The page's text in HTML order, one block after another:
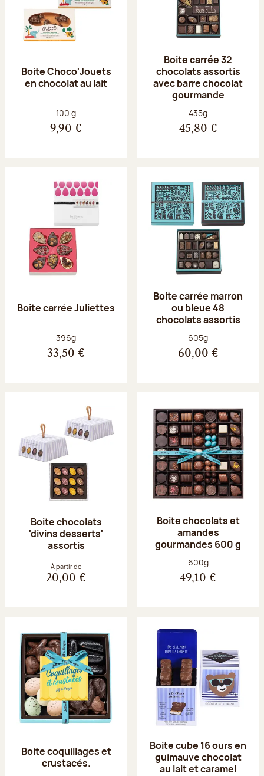
Boite Choco'Jouets
en chocolat au lait
Poids net :
100 g
9,90 €
Boite carrée 32
chocolats assortis
avec barre chocolat
gourmande
Poids net :
435g
45,80 €
Boite carrée Juliettes
Poids net :
396g
33,50 €
Boite carrée marron
ou bleue 48
chocolats assortis
Poids net :
605g
60,00 €
Boite chocolats
'divins desserts'
assortis
À partir de
20,00 €
Boite chocolats et
amandes
gourmandes 600 g
Poids net :
600g
49,10 €
Boite coquillages et
crustacés.
Boite cube 16 ours en
guimauve chocolat
au lait et caramel